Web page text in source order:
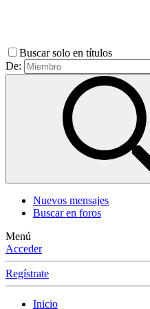
Buscar solo en títulos
De:
Nuevos mensajes
Buscar en foros
Menú
Acceder
Regístrate
Inicio